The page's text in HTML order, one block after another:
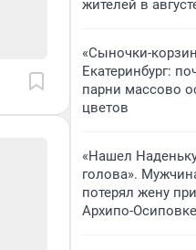
жителей в
«Сыночки-
Екатеринбург:
парни массово
цветов
«Нашел
голова».
потерял жену
Архипо-Осиповке